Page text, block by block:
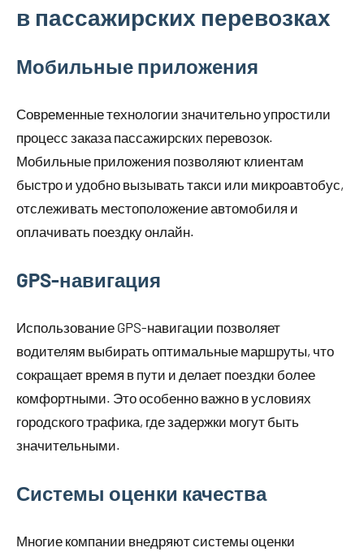
в пассажирских перевозках
Мобильные приложения
Современные технологии значительно упростили
процесс заказа пассажирских перевозок.
Мобильные приложения позволяют клиентам
быстро и удобно вызывать такси или микроавтобус,
отслеживать местоположение автомобиля и
оплачивать поездку онлайн.
GPS-навигация
Использование GPS-навигации позволяет
водителям выбирать оптимальные маршруты, что
сокращает время в пути и делает поездки более
комфортными. Это особенно важно в условиях
городского трафика, где задержки могут быть
значительными.
Системы оценки качества
Многие компании внедряют системы оценки